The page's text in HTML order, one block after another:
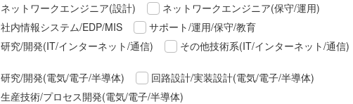
ネットワークエンジニア(設計)
ネットワークエンジニア(保守/運用)
社内情報システム/EDP/MIS
サポート/運用/保守/教育
研究/開発(IT/インターネット/通信)
その他技術系(IT/インターネット/通信)
研究/開発(電気/電子/半導体)
回路設計/実装設計(電気/電子/半導体)
生産技術/プロセス開発(電気/電子/半導体)